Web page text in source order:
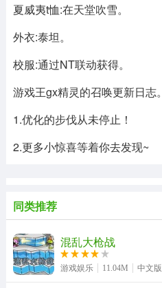
夏威夷t恤:在天堂吹雪。
外衣:泰坦。
校服:通过NT联动获得。
游戏王gx精灵的召唤更新日志。
1.优化的步伐从未停止！
2.更多小惊喜等着你去发现~
同类推荐
混乱大枪战
游戏娱乐 11.04M 中文版